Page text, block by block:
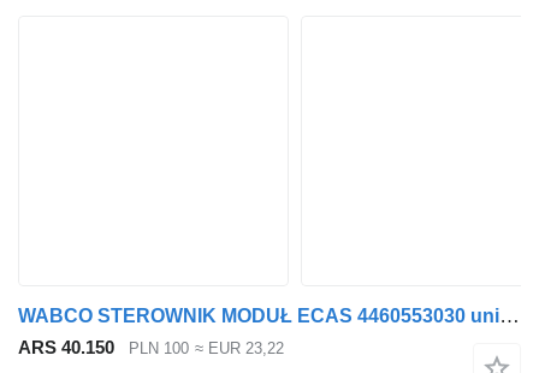
WABCO STEROWNIK MODUŁ ECAS 4460553030 unidad de control para Renault MAGNUM cabeza tractora
ARS 40.150 PLN 100 ≈ EUR 23,22